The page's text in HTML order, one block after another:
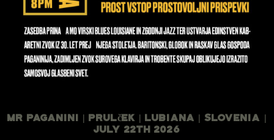
Mr Paganini | Prulček | Lubiana | Slovenia |
July 22th 2026